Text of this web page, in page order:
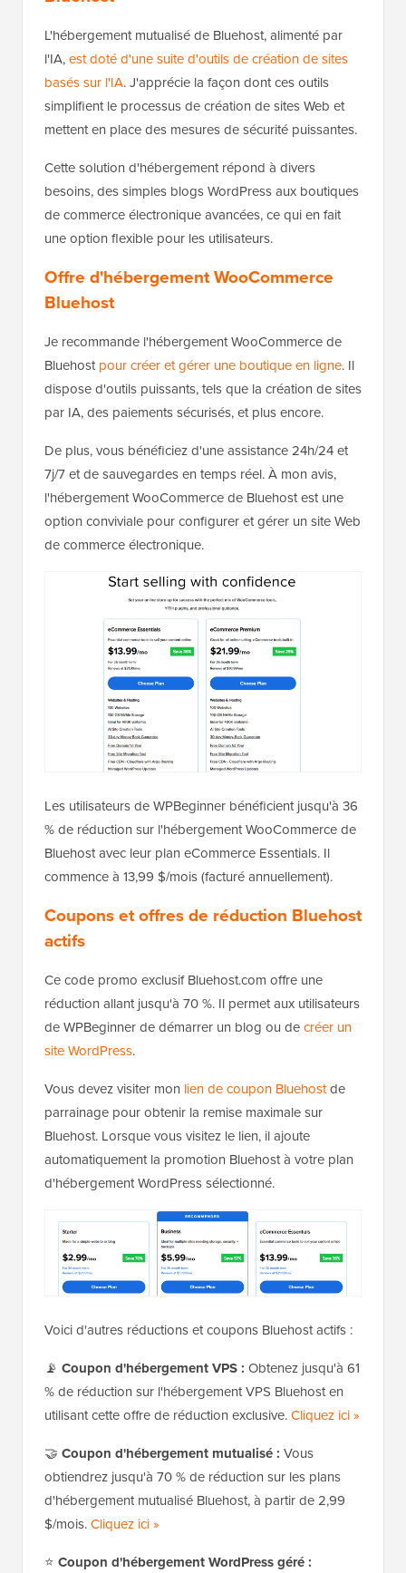
L'hébergement mutualisé de Bluehost, alimenté par
l'IA,est doté d'une suite d'outils de création de sites
basés sur l'IA. J'apprécie la façon dont ces outils
simplifient le processus de création de sites Web et
mettent en place des mesures de sécurité puissantes.
Cette solution d'hébergement répond à divers
besoins, des simples blogs WordPress aux boutiques
de commerce électronique avancées, ce qui en fait
une option flexible pour les utilisateurs.
Offre d'hébergement WooCommerce
Bluehost
Je recommande l'hébergement WooCommerce de
Bluehostpour créer et gérer une boutique en ligne. Il
dispose d'outils puissants, tels que la création de sites
par IA, des paiements sécurisés, et plus encore.
De plus, vous bénéficiez d'une assistance 24h/24 et
7j/7 et de sauvegardes en temps réel. À mon avis,
l'hébergement WooCommerce de Bluehost est une
option conviviale pour configurer et gérer un site Web
de commerce électronique.
Les utilisateurs de WPBeginner bénéficient jusqu'à 36
% de réduction sur l'hébergement WooCommerce de
Bluehost avec leur plan eCommerce Essentials. Il
commence à 13,99 $/mois (facturé annuellement).
Coupons et offres de réduction Bluehost
actifs
Ce code promo exclusif Bluehost.com offre une
réduction allant jusqu'à 70 %. Il permet aux utilisateurs
de WPBeginner de démarrer un blog ou decréer un
site WordPress.
Vous devez visiter mon lien de coupon Bluehostde
parrainage pour obtenir la remise maximale sur
Bluehost. Lorsque vous visitez le lien, il ajoute
automatiquement la promotion Bluehost à votre plan
d'hébergement WordPress sélectionné.
Voici d'autres réductions et coupons Bluehost actifs :
📡 Coupon d'hébergement VPS : Obtenez jusqu'à 61
% de réduction sur l'hébergement VPS Bluehost en
utilisant cette offre de réduction exclusive.Cliquez ici »
🤝 Coupon d'hébergement mutualisé : Vous
obtiendrez jusqu'à 70 % de réduction sur les plans
d'hébergement mutualisé Bluehost, à partir de 2,99
$/mois.Cliquez ici »
⭐ Coupon d'hébergement WordPress géré :